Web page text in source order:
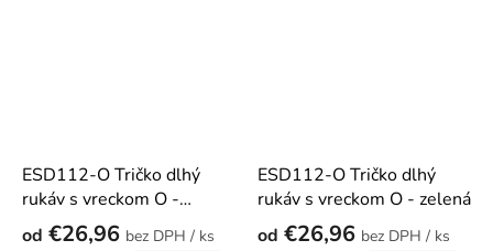
ESD112-O Tričko dlhý
rukáv s vreckom O -
tmavomodrá
od €26,96
/ ks
ESD112-O Tričko dlhý
rukáv s vreckom O - zelená
od €26,96
/ ks